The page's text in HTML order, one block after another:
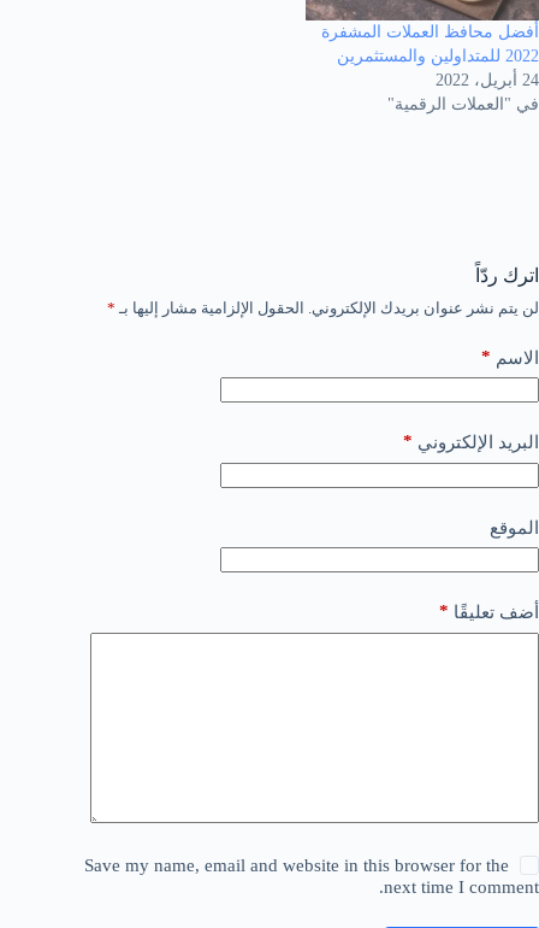
أفضل محافظ العملات المشفرة
2022 للمتداولين والمستثمرين
24 أبريل، 2022
في "العملات الرقمية"
اترك ردّاً
لن يتم نشر عنوان بريدك الإلكتروني. الحقول الإلزامية مشار إليها بـ *
الاسم *
البريد الإلكتروني *
الموقع
أضف تعليقًا *
Save my name, email and website in this browser for the
next time I comment.